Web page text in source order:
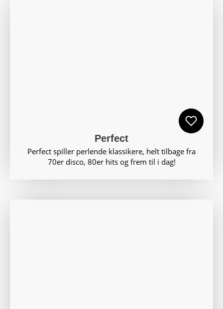
Perfect
Perfect spiller perlende klassikere, helt tilbage fra
70er disco, 80er hits og frem til i dag!